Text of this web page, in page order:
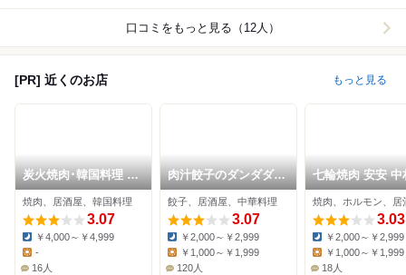
口コミをもっと見る（12人）
[PR] 近くのお店 もっと見る
炭火焼肉･韓国料理 か
んのや
焼肉、居酒屋、韓国料理
3.07
Dinner:
￥4,000～￥4,999
Lunch:
-
16人
肉汁餃子のダンダダン
練馬店
餃子、居酒屋、中華料理
3.07
Dinner:
￥2,000～￥2,999
￥1,000～￥1,999
120人
七輪焼肉 安安 中
店
焼肉、ホルモン、居
3.03
Dinner:
￥2,000～￥2,999
Lunch:
￥1,000～￥1,999
18人